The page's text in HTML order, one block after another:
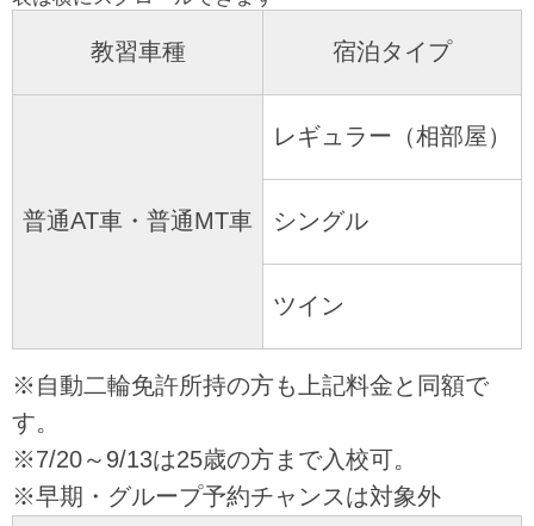
教習車種 宿泊タイプ
普通AT車・普通MT車
レギュラー（相部屋）
シングル
ツイン
※自動二輪免許所持の方も上記料金と同額で
す。
※7/20～9/13は25歳の方まで入校可。
※早期・グループ予約チャンスは対象外